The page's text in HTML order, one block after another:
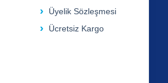
Üyelik Sözleşmesi
Ücretsiz Kargo